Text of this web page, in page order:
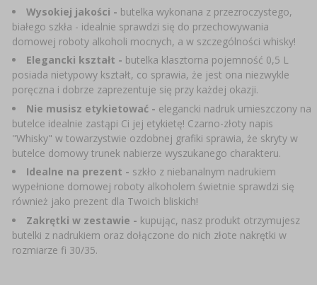
LITERATURA WĘDLINIARSTWO
AROMATY DYMU WĘDZARNICZEGO
GĄSIORY
REGAŁY
AROMATYZACJA
LITERATURA
BADANIA WINA
ETYKIETY
LITERATURA
Wysokiej jakości - butelka wykonana z przezroczystego,
białego szkła - idealnie sprawdzi się do przechowywania
domowej roboty alkoholi mocnych, a w szczególności whisky!
Elegancki kształt - butelka klasztorna pojemność 0,5 L
posiada nietypowy kształt, co sprawia, że jest ona niezwykle
poręczna i dobrze zaprezentuje się przy każdej okazji.
Nie musisz etykietować - elegancki nadruk umieszczony na
butelce idealnie zastąpi Ci jej etykietę! Czarno-złoty napis
"Whisky" w towarzystwie ozdobnej grafiki sprawia, że skryty w
butelce domowy trunek nabierze wyszukanego charakteru.
Idealne na prezent - szkło z niebanalnym nadrukiem
wypełnione domowej roboty alkoholem świetnie sprawdzi się
również jako prezent dla Twoich bliskich!
Zakrętki w zestawie - kupując, nasz produkt otrzymujesz
butelki z nadrukiem oraz dołączone do nich złote nakrętki w
rozmiarze fi 30/35.